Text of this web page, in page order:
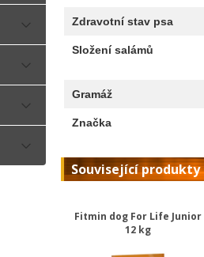
Zdravotní stav psa
Složení salámů
Gramáž
Značka
Související produkty
Fitmin dog For Life Junior
12 kg